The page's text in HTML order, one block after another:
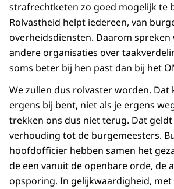
strafrechtketen zo goed mogelijk te
Rolvastheid helpt iedereen, van
overheidsdiensten. Daarom spreken
andere organisaties over
soms beter bij hen past dan bij het
We zullen dus rolvaster worden. Dat
ergens bij bent, niet als je ergens
trekken ons dus niet terug. Dat
verhouding tot de burgemeesters.
hoofdofficier hebben samen het
de een vanuit de openbare orde, de
opsporing. In gelijkwaardigheid, met